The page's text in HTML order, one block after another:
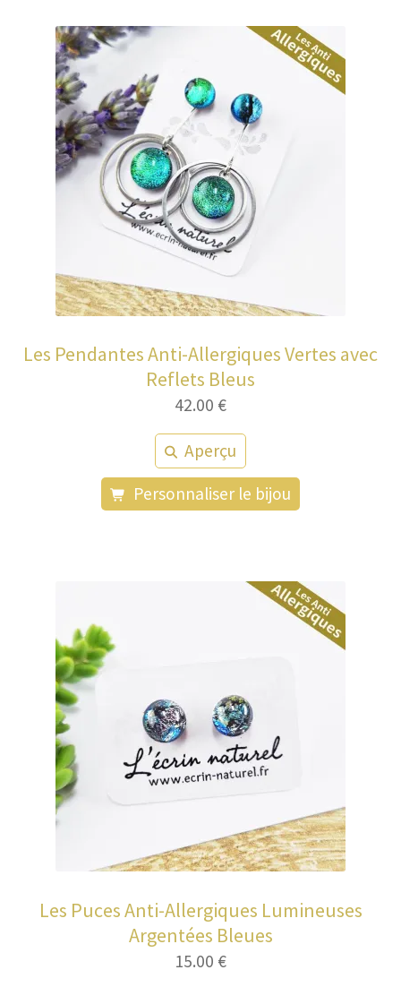
Les Pendantes Anti-Allergiques Vertes avec
Reflets Bleus
42.00 €
Aperçu
Personnaliser le bijou
Les Puces Anti-Allergiques Lumineuses
Argentées Bleues
15.00 €